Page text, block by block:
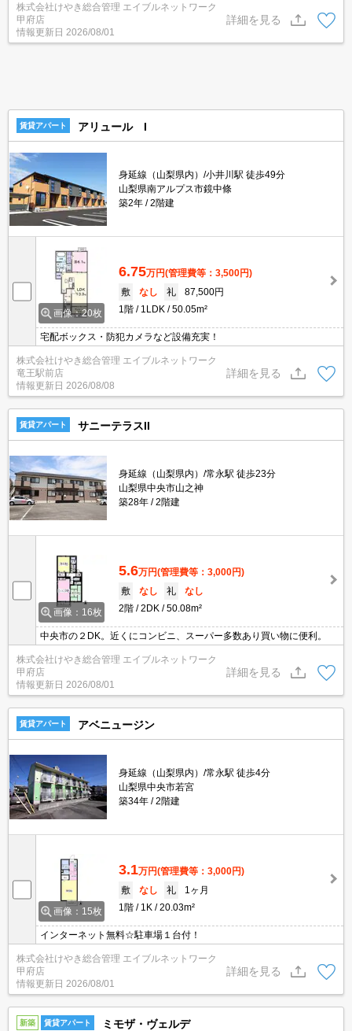
株式会社けやき総合管理 エイブルネットワーク
甲府店
情報更新日 2026/08/01
詳細を見る
賃貸アパート アリュール I
身延線（山梨県内）/小井川駅 徒歩49分
山梨県南アルプス市鏡中條
築2年
2階建
画像：20枚
6.75万円(管理費等：3,500円)
敷
なし 礼
87,500円
1階
1LDK 50.05m²
宅配ボックス・防犯カメラなど設備充実！
株式会社けやき総合管理 エイブルネットワーク
竜王駅前店
情報更新日 2026/08/08
詳細を見る
賃貸アパート サニーテラスII
身延線（山梨県内）/常永駅 徒歩23分
山梨県中央市山之神
築28年
2階建
画像：16枚
5.6万円(管理費等：3,000円)
敷
なし 礼
なし
2階
2DK 50.08m²
中央市の２DK。近くにコンビニ、スーパー多数あり買い物に便利。
株式会社けやき総合管理 エイブルネットワーク
甲府店
情報更新日 2026/08/01
詳細を見る
賃貸アパート アベニュージン
身延線（山梨県内）/常永駅 徒歩4分
山梨県中央市若宮
築34年
2階建
画像：15枚
3.1万円(管理費等：3,000円)
敷
なし 礼
1ヶ月
1階
1K 20.03m²
インターネット無料☆駐車場１台付！
株式会社けやき総合管理 エイブルネットワーク
甲府店
情報更新日 2026/08/01
詳細を見る
新築 賃貸アパート ミモザ・ヴェルデ